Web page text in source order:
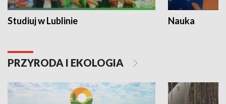
Studiuj w Lublinie Nauka
PRZYRODA I EKOLOGIA